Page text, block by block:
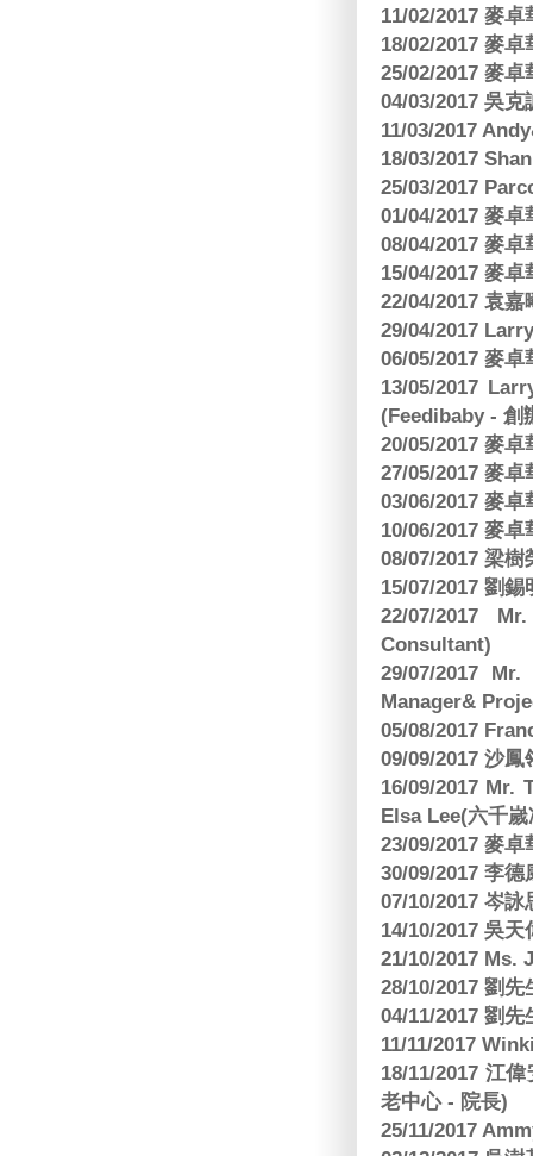
11/02/2017 麥
18/02/2017 麥
25/02/2017 麥
04/03/2017 吳
11/03/2017
18/03/2017
25/03/2017
01/04/2017 麥
08/04/2017 麥
15/04/2017 麥
22/04/2017 袁
29/04/2017
06/05/2017 麥
13/05/2017
(Feedibaby - 創
20/05/2017 麥
27/05/2017 麥
03/06/2017 麥
10/06/2017 麥
08/07/2017 梁
15/07/2017 劉
22/07/2017
Consultant)
29/07/2017
Manager&
05/08/2017
09/09/2017 沙
16/09/2017 Mr.
Elsa Lee(六千
23/09/2017 麥
30/09/2017 李
07/10/2017 岑
14/10/2017 吳
21/10/2017 Ms.
28/10/2017 劉
04/11/2017 劉
11/11/2017
18/11/2017 江
老中心 - 院長)
25/11/2017